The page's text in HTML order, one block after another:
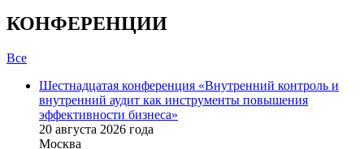
КОНФЕРЕНЦИИ
Все
Шестнадцатая конференция «Внутренний контроль и
внутренний аудит как инструменты повышения
эффективности бизнеса»
20 августа 2026 года
Москва